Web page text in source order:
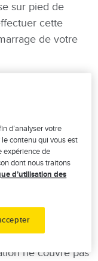
sur pied de
cette
de votre
important) de
besoins
que vous
moment, et pas
et
ne couvre pas
d’analyser votre
contenu qui vous est
expérience de
dont nous traitons
d’utilisation des